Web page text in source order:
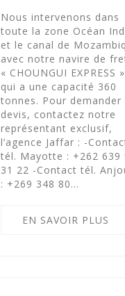
Nous intervenons dans
toute la zone Océan
et le canal de
avec notre navire de
« CHOUNGUI EXPRESS
qui a une capacité 360
tonnes. Pour demander
devis, contactez notre
représentant exclusif,
l’agence Jaffar : -
tél. Mayotte : +262 639
31 22 -Contact tél.
: +269 348 80…
EN SAVOIR PLUS